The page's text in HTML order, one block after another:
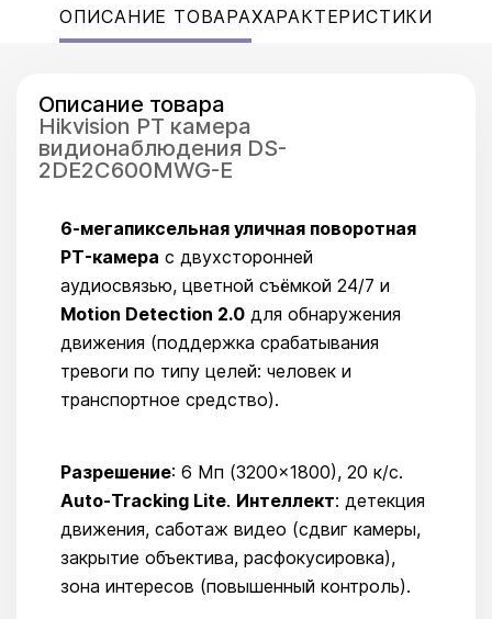
ОПИСАНИЕ ТОВАРАХАРАКТЕРИСТИКИ
Описание товара
Hikvision PT камера
видионаблюдения DS-
2DE2C600MWG-E
6-мегапиксельная уличная поворотная
PT-камера с двухсторонней
аудиосвязью, цветной съёмкой 24/7 и
Motion Detection 2.0 для обнаружения
движения (поддержка срабатывания
тревоги по типу целей: человек и
транспортное средство).
Разрешение: 6 Мп (3200×1800), 20 к/с.
Auto-Tracking Lite. Интеллект: детекция
движения, саботаж видео (сдвиг камеры,
закрытие объектива, расфокусировка),
зона интересов (повышенный контроль).